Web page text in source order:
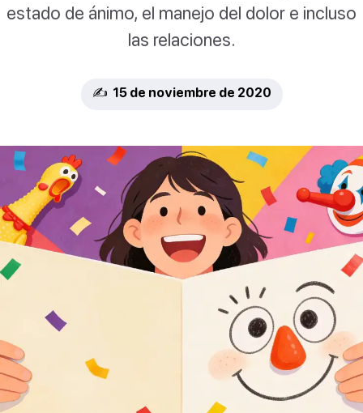
estado de ánimo, el manejo del dolor e incluso
las relaciones.
✍️ 15 de noviembre de 2020